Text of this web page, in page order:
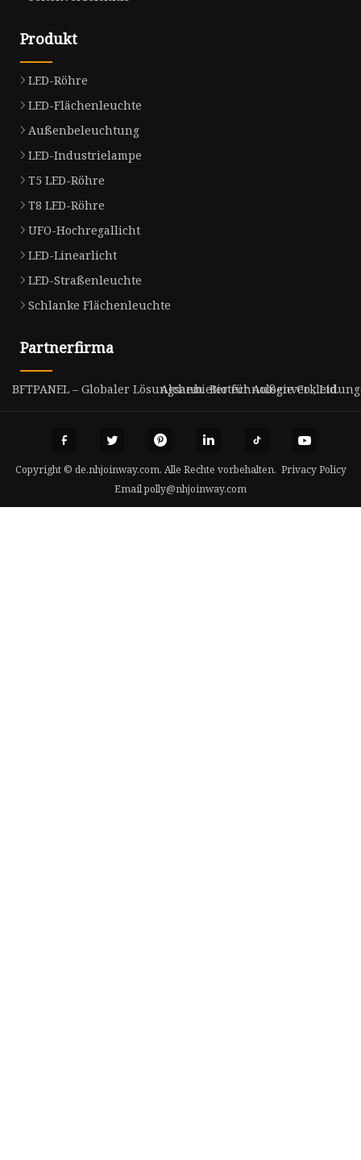
Produkt
LED-Röhre
LED-Flächenleuchte
Außenbeleuchtung
LED-Industrielampe
T5 LED-Röhre
T8 LED-Röhre
UFO-Hochregallicht
LED-Linearlicht
LED-Straßenleuchte
Schlanke Flächenleuchte
Partnerfirma
BFTPANEL – Globaler Lösungsanbieter für
Alchem ​​ Biotechnologie Co., Ltd.
Copyright © de.nhjoinway.com, Alle Rechte vorbehalten. Privacy Policy
Emailpolly@nhjoinway.com